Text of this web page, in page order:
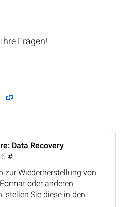
Fragen!
Data Recovery
#
zur Wiederherstellung von
oder anderen
stellen Sie diese in den